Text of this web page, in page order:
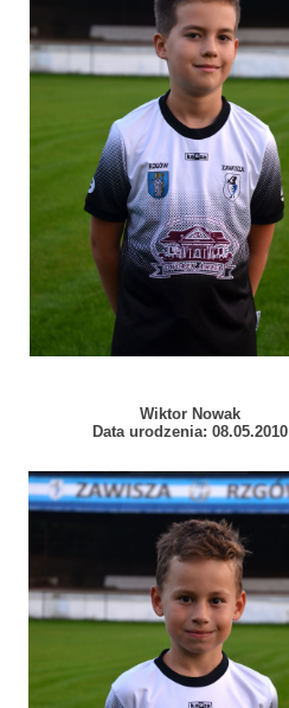
Wiktor Nowak
Data urodzenia: 08.05.2010